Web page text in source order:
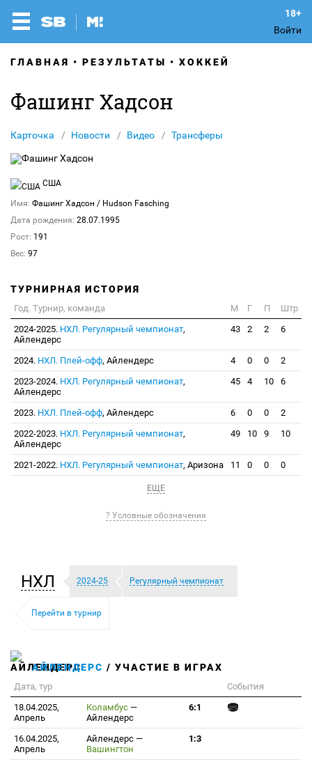
Войти
ГЛАВНАЯ РЕЗУЛЬТАТЫ ХОККЕЙ
Фашинг Хадсон
Карточка Новости Видео Трансферы
США
Имя: Фашинг Хадсон / Hudson Fasching
Дата рождения: 28.07.1995
Рост: 191
Вес: 97
ТУРНИРНАЯ ИСТОРИЯ
Год. Турнир, команда М Г П
Штр
2024-2025. НХЛ. Регулярный чемпионат,
Айлендерс
43 2 2 6
2024. НХЛ. Плей-офф, Айлендерс 4 0 0
2
2023-2024. НХЛ. Регулярный чемпионат,
Айлендерс
45 4 10 6
2023. НХЛ. Плей-офф, Айлендерс 6 0 0
2
2022-2023. НХЛ. Регулярный чемпионат,
Айлендерс
49 10 9 10
2021-2022. НХЛ. Регулярный чемпионат, Аризона 11 0 0 0
ЕЩЕ
? Условные обозначения
НХЛ 2024-25 Регулярный чемпионат
Перейти в турнир
АЙЛЕНДЕРС / УЧАСТИЕ В ИГРАХ
Дата, тур
События
18.04.2025,
Апрель
Коламбус —
Айлендерс
6:1
16.04.2025,
Апрель
Айлендерс —
Вашингтон
1:3